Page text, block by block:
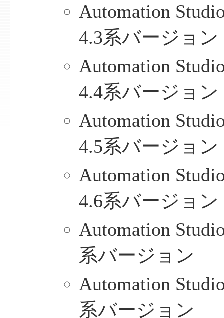
Automation
4.3系バージョン
Automation
4.4系バージョン
Automation
4.5系バージョン
Automation
4.6系バージョン
Automation
系バージョン
Automation
系バージョン